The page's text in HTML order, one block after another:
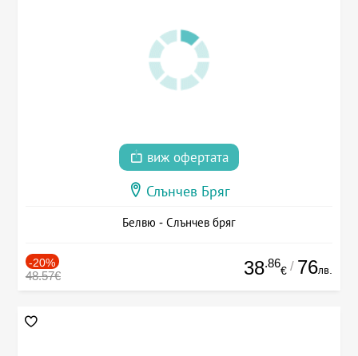
виж офертата
Слънчев Бряг
Белвю - Слънчев бряг
-20%
48.57€ 38.86
€ / 76лв.